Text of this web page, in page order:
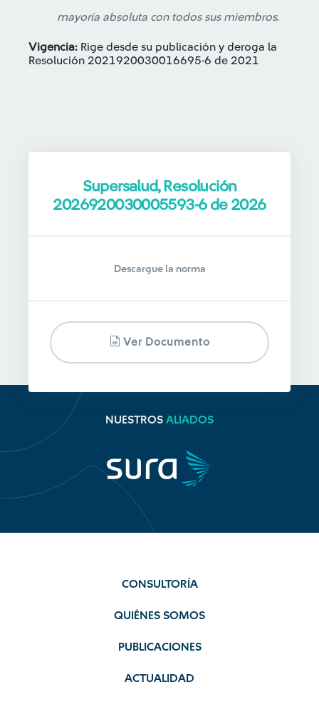
mayoría absoluta con todos sus miembros.
Vigencia: Rige desde su publicación y deroga la
Resolución 2021920030016695-6 de 2021
Supersalud, Resolución
2026920030005593-6 de 2026
Descargue la norma
Ver Documento
NUESTROS ALIADOS
CONSULTORÍA
QUIÉNES SOMOS
PUBLICACIONES
ACTUALIDAD